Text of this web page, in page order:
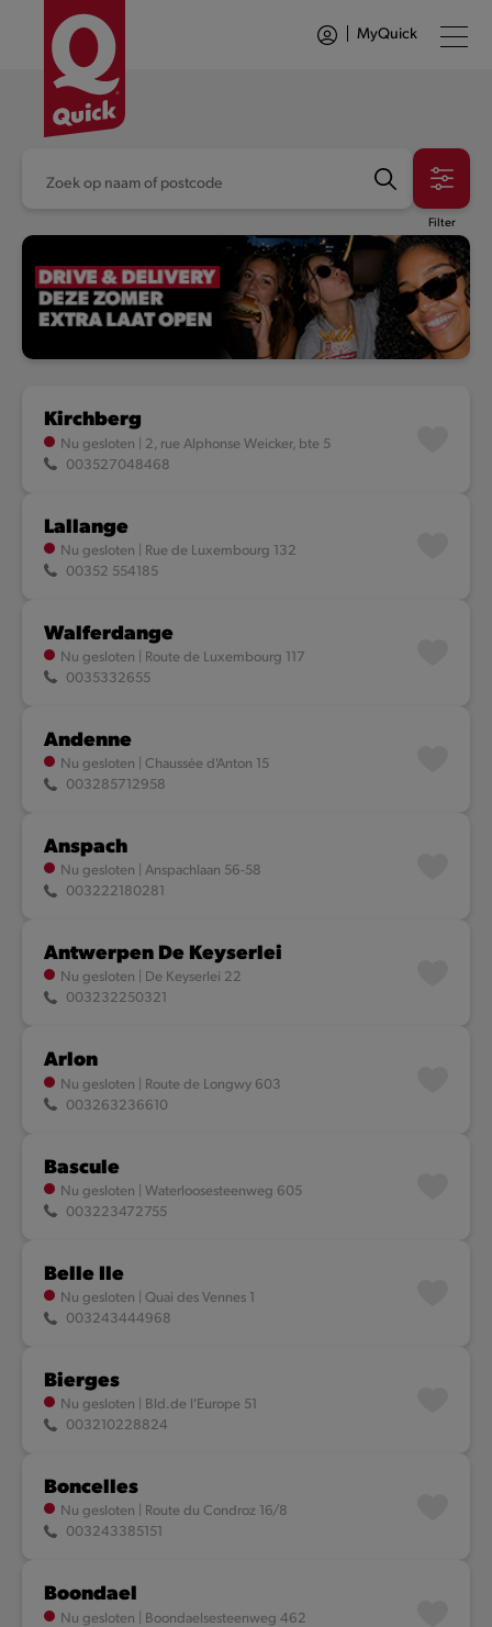
MyQuick
Filter
Kirchberg
Nu gesloten | 2, rue Alphonse Weicker, bte 5
003527048468
Lallange
Nu gesloten
Rue de Luxembourg 132
00352 554185
Walferdange
Nu gesloten
Route de Luxembourg 117
0035332655
Andenne
Nu gesloten
Chaussée d'Anton 15
003285712958
Anspach
Nu gesloten
Anspachlaan 56-58
003222180281
Antwerpen De Keyserlei
Nu gesloten
De Keyserlei 22
003232250321
Arlon
Nu gesloten
Route de Longwy 603
003263236610
Bascule
Nu gesloten
Waterloosesteenweg 605
003223472755
Belle Ile
Nu gesloten
Quai des Vennes 1
003243444968
Bierges
Nu gesloten
Bld.de l'Europe 51
003210228824
Boncelles
Nu gesloten
Route du Condroz 16/8
003243385151
Boondael
Nu gesloten | Boondaelsesteenweg 462